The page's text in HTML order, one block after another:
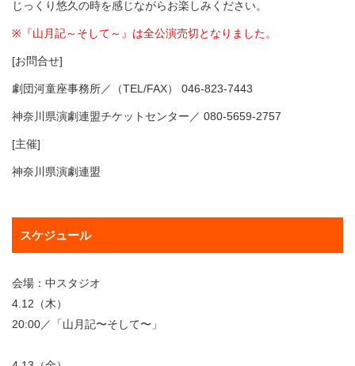
じっくり悠久の時を感じながらお楽しみください。
※『山月記～そして～』 は全公演売切となりました。
[お問合せ]
劇団河童座事務所／（TEL/FAX） 046-823-7443
神奈川県演劇連盟チケットセンター／ 080-5659-2757
[主催]
神奈川県演劇連盟
スケジュール
会場：中スタジオ
4.12（木）
20:00／「山月記〜そして〜」